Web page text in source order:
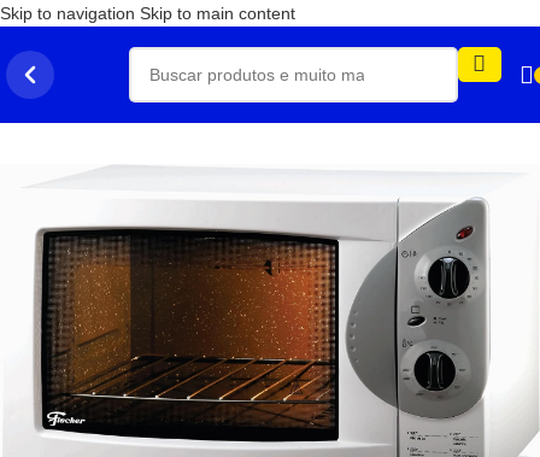
Skip to navigation Skip to main content